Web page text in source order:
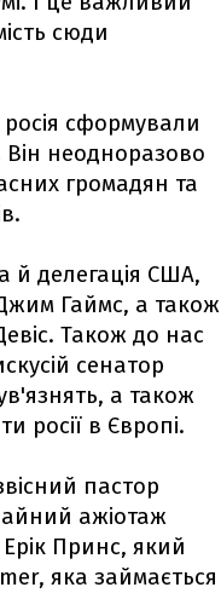
сюди
сформували
Він неодноразово
громадян та
й делегація США,
Гаймс, а також
Також до нас
сенатор
а також
росії в Європі.
пастор
ажіотаж
Принс, який
яка займається